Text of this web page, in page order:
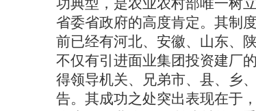
省委省政府的高度肯定。其制
前已经有河北、安徽、山东、
不仅有引进面业集团投资建厂
得领导机关、兄弟市、县、乡
告。 其成功之处突出表现在于